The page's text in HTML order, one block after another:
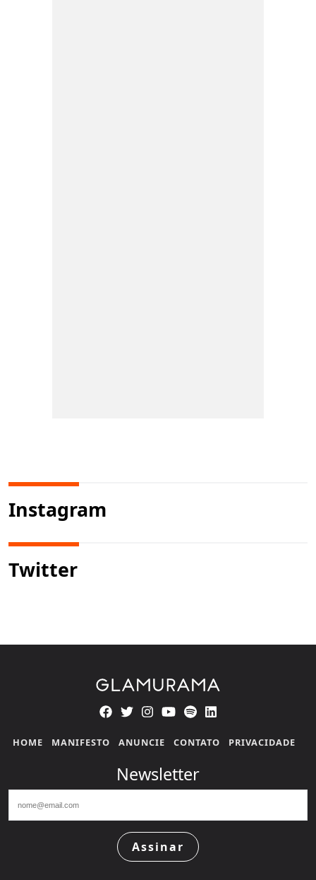
Instagram
Twitter
HOME MANIFESTO ANUNCIE CONTATO PRIVACIDADE
Newsletter